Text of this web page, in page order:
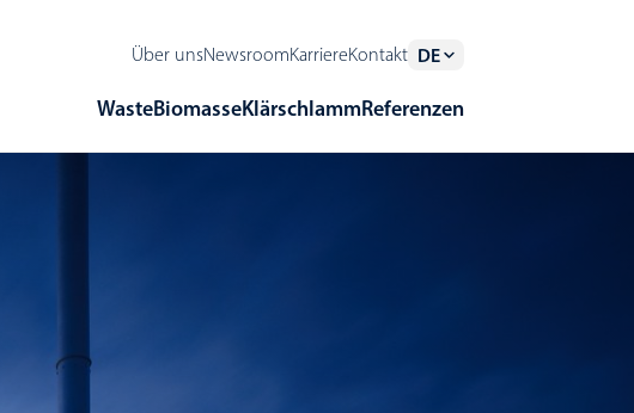
Über unsNewsroomKarriereKontakt DE
WasteBiomasseKlärschlammReferenzen